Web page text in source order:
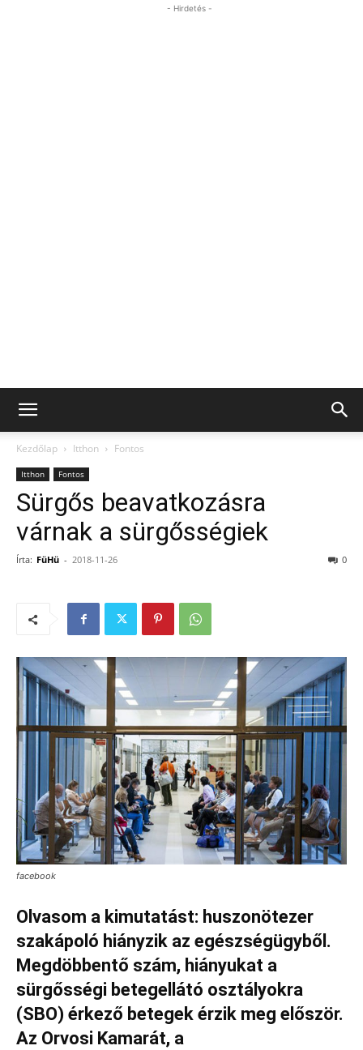
- Hirdetés -
Kezdőlap Itthon Fontos
Itthon Fontos
Sürgős beavatkozásra
várnak a sürgősségiek
Írta: FüHü - 2018-11-26 0
facebook
Olvasom a kimutatást: huszonötezer
szakápoló hiányzik az egészségügyből.
Megdöbbentő szám, hiányukat a
sürgősségi betegellátó osztályokra
(SBO) érkező betegek érzik meg először.
Az Orvosi Kamarát, a